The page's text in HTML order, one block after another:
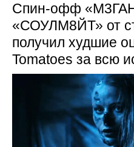
Спин-офф
«СОУЛМ8ЙТ» от
получил худшие
Tomatoes за всю